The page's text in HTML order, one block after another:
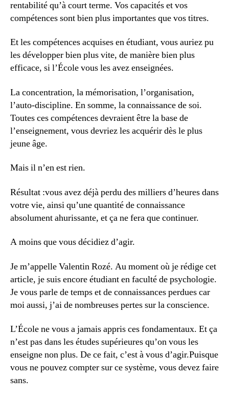
rentabilité qu’à court terme. Vos capacités et vos
compétences sont bien plus importantes que vos titres.
Et les compétences acquises en étudiant, vous auriez pu
les développer bien plus vite, de manière bien plus
efficace, si l’École vous les avez enseignées.
La concentration, la mémorisation, l’organisation,
l’auto-discipline. En somme, la connaissance de soi.
Toutes ces compétences devraient être la base de
l’enseignement, vous devriez les acquérir dès le plus
jeune âge.
Mais il n’en est rien.
Résultat :vous avez déjà perdu des milliers d’heures dans
votre vie, ainsi qu’une quantité de connaissance
absolument ahurissante, et ça ne fera que continuer.
A moins que vous décidiez d’agir.
Je m’appelle Valentin Rozé. Au moment où je rédige cet
article, je suis encore étudiant en faculté de psychologie.
Je vous parle de temps et de connaissances perdues car
moi aussi, j’ai de nombreuses pertes sur la conscience.
L’École ne vous a jamais appris ces fondamentaux. Et ça
n’est pas dans les études supérieures qu’on vous les
enseigne non plus. De ce fait, c’est à vous d’agir.Puisque
vous ne pouvez compter sur ce système, vous devez faire
sans.